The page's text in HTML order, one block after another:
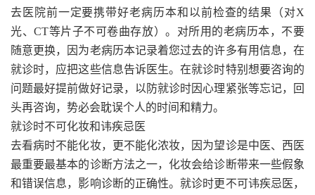
去医院前一定要携带好老病历本和以前检查的结果（对X
光、CT等片子不可卷曲存放）。对所用的老病历本，不要
随意更换，因为老病历本记录着您过去的许多有用信息，在
就诊时，应把这些信息告诉医生。在就诊时特别想要咨询的
问题最好提前做好记录，以防就诊时因心理紧张等忘记，回
头再咨询，势必会耽误个人的时间和精力。
就诊时不可化妆和讳疾忌医
去看病时不能化妆，更不能化浓妆，因为望诊是中医、西医
最重要最基本的诊断方法之一，化妆会给诊断带来一些假象
和错误信息，影响诊断的正确性。就诊时更不可讳疾忌医，